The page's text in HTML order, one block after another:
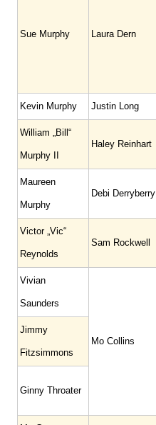
Sue Murphy Laura Dern
Kevin Murphy Justin Long
William „Bill“
Murphy II
Haley Reinhart
Maureen
Murphy
Debi Derryberry
Victor „Vic“
Reynolds
Sam Rockwell
Vivian
Saunders
Mo Collins
Jimmy
Fitzsimmons
Ginny Throater